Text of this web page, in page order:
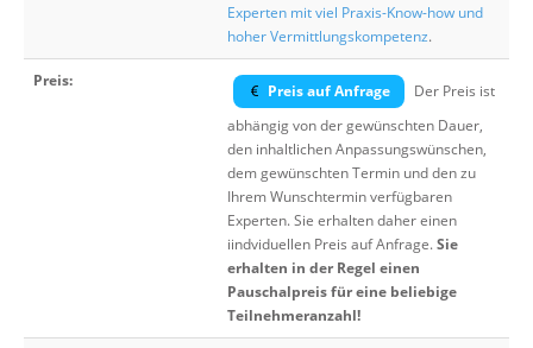
Experten mit viel Praxis-Know-how und
hoher Vermittlungskompetenz.
Preis:
Preis auf Anfrage
Der Preis ist
abhängig von der gewünschten Dauer,
den inhaltlichen Anpassungswünschen,
dem gewünschten Termin und den zu
Ihrem Wunschtermin verfügbaren
Experten. Sie erhalten daher einen
iindviduellen Preis auf Anfrage.Sie
erhalten in der Regel einen
Pauschalpreis für eine beliebige
Teilnehmeranzahl!